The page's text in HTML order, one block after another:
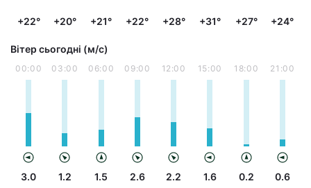
+22° +20° +21° +22° +28° +31° +27° +24°
Вітер сьогодні (м/с)
00:00
3.0
03:00
1.2
06:00
1.5
09:00
2.6
12:00
2.2
15:00
1.6
18:00
0.2
21:00
0.6